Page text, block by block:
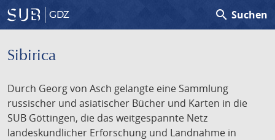
GDZ search Suchen
Sibirica
Durch Georg von Asch gelangte eine Sammlung
russischer und asiatischer Bücher und Karten in die
SUB Göttingen, die das weitgespannte Netz
landeskundlicher Erforschung und Landnahme in